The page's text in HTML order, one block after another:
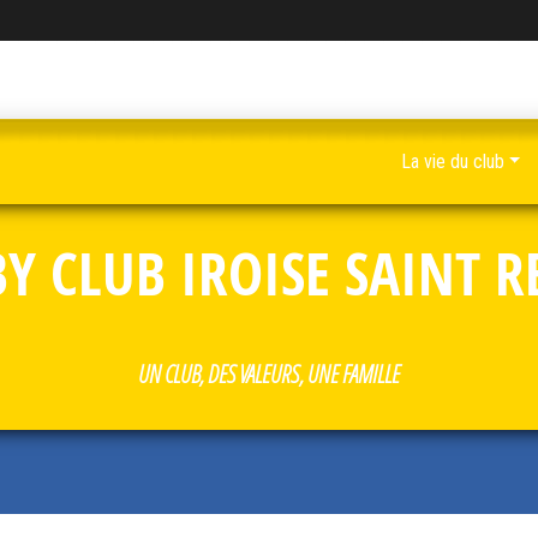
CLUB IROISE SAINT
UN CLUB, DES VALEURS, UNE FAMILLE
La vie du club